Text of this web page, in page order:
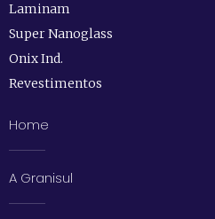
Laminam
Super Nanoglass
Onix Ind.
Revestimentos
Home
A Granisul